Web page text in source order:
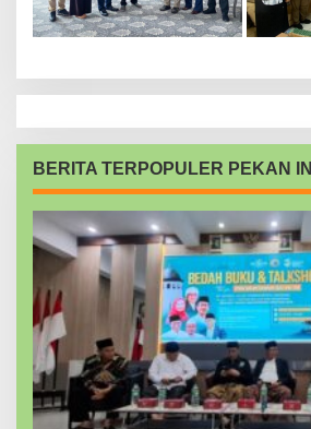
BERITA TERPOPULER PEKAN INI